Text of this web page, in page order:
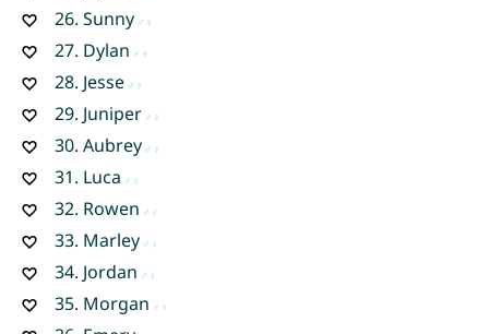
26. Sunny
27. Dylan
28. Jesse
29. Juniper
30. Aubrey
31. Luca
32. Rowen
33. Marley
34. Jordan
35. Morgan